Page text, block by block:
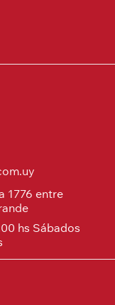
1776 entre
hs Sábados